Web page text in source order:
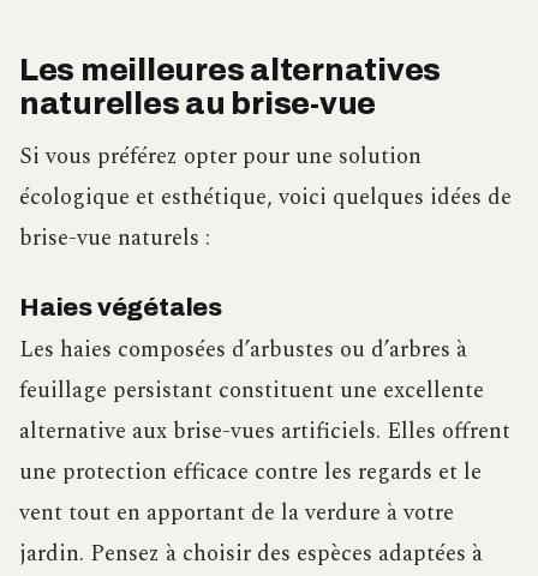
Les meilleures alternatives
naturelles au brise-vue
Si vous préférez opter pour une solution
écologique et esthétique, voici quelques idées de
brise-vue naturels :
Haies végétales
Les haies composées d’arbustes ou d’arbres à
feuillage persistant constituent une excellente
alternative aux brise-vues artificiels. Elles offrent
une protection efficace contre les regards et le
vent tout en apportant de la verdure à votre
jardin. Pensez à choisir des espèces adaptées à